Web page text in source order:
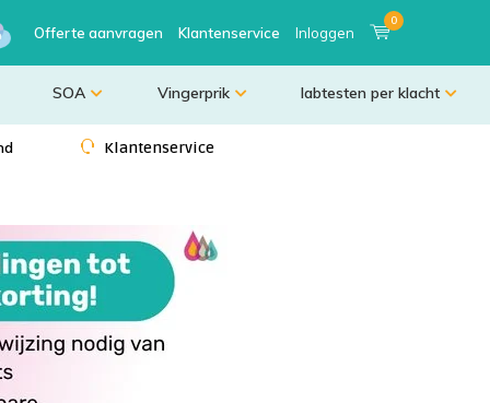
Offerte aanvragen Klantenservice Inloggen
0
SOA Vingerprik labtesten per klacht
Klantenservice